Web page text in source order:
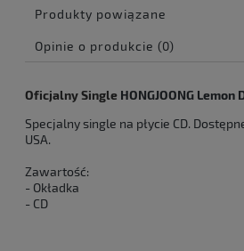
Produkty powiązane
Opinie o produkcie (0)
Oficjalny Single HONGJOONG Lemon
Specjalny single na płycie CD.
USA.
Zawartość:
- Okładka
- CD